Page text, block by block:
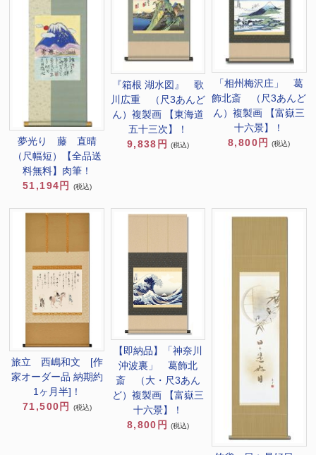
夢光り 藤 直晴
（尺幅短）【全品送
料無料】肉筆！
51,194円
(税込)
『箱根 湖水図』 歌
川広重 （尺3あんど
ん）複製画 【東海道
五十三次】！
9,838円
(税込)
「相州梅沢庄」 葛
飾北斎 （尺3あんど
ん）複製画 【富嶽三
十六景】！
8,800円
(税込)
旅立 西嶋和文 [作
家オーダー品 納期約
1ヶ月半]！
71,500円
(税込)
【即納品】「神奈川
沖波裏」 葛飾北
斎 （大・尺3あん
ど）複製画 【富嶽三
十六景】！
8,800円 (税込)